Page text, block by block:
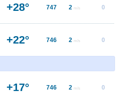
+28° 747 2 m/s 0
+22° 746 2 m/s 0
+17° 746 2 m/s 0